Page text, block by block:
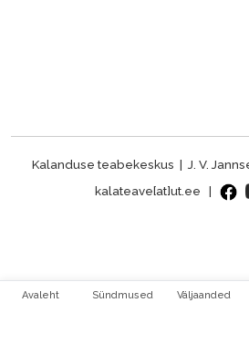
Avaleht Sündmused Väljaanded
Kalanduse teabekeskus | J. V.
kalateave[at]ut.ee |